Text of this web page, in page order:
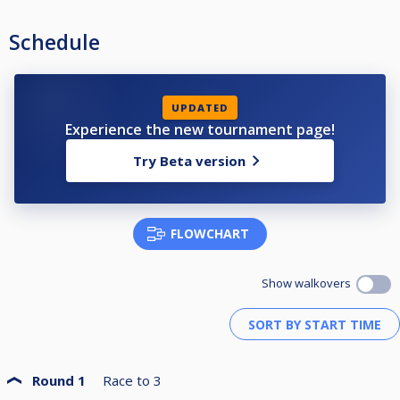
💶 Osallistumismaksu: 10 € (tasaraha, ei kolikoita)
• 9-pallo, race to 3
• Aloitus arvotaan tasoituksista riippumatta
⸻
Schedule
UPDATED
Experience the new tournament page!
Try Beta version
FLOWCHART
Show walkovers
Round 1 Race to 3